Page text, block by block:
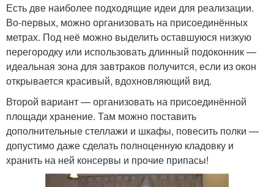
Есть две наиболее подходящие идеи для реализации.
Во-первых, можно организовать на присоединённых
метрах. Под неё можно выделить оставшуюся низкую
перегородку или использовать длинный подоконник —
идеальная зона для завтраков получится, если из окон
открывается красивый, вдохновляющий вид.
Второй вариант — организовать на присоединённой
площади хранение. Там можно поставить
дополнительные стеллажи и шкафы, повесить полки —
допустимо даже сделать полноценную кладовку и
хранить на ней консервы и прочие припасы!